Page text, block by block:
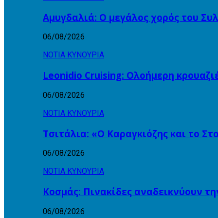
Αμυγδαλιά: Ο μεγάλος χορός του
06/08/2026
ΝΟΤΙΑ ΚΥΝΟΥΡΙΑ
Leonidio Cruising: Ολοήμερη
06/08/2026
ΝΟΤΙΑ ΚΥΝΟΥΡΙΑ
Τσιτάλια: «Ο Καραγκιόζης και το
06/08/2026
ΝΟΤΙΑ ΚΥΝΟΥΡΙΑ
Κοσμάς: Πινακίδες αναδεικνύουν
06/08/2026